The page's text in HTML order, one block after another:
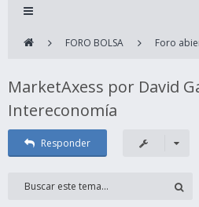
FORO BOLSA Foro
MarketAxess por David
Intereconomía
Responder